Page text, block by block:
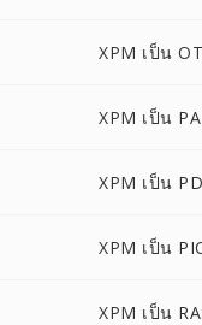
XPM เป็น
XPM เป็น
XPM เป็น
XPM เป็น
XPM เป็น